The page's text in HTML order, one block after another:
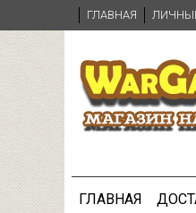
ГЛАВНАЯ
ГЛАВНАЯ